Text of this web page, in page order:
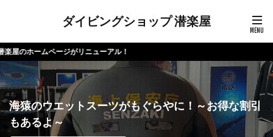
ダイビングショップ 潜楽屋
ージがリニューアル！
海猿のウエットスーツがもぐらやに！～お得な割引
もあるよ～